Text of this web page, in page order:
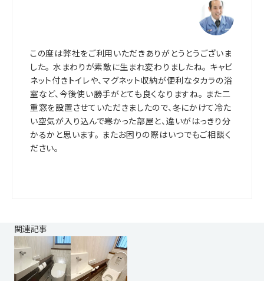
この度は弊社をご利用いただきありがとうとうございま
した。 水まわりが素敵に生まれ変わりましたね。 キャビ
ネット付きトイレや、マグネット収納が便利なタカラの浴
室など、今後使い勝手がとても良くなりますね。 また二
重窓を設置させていただきましたので、冬にかけて冷た
い空気が入り込んで寒かった部屋と、違いがはっきり分
かるかと思います。 またお困りの際はいつでもご相談く
ださい。
関連記事